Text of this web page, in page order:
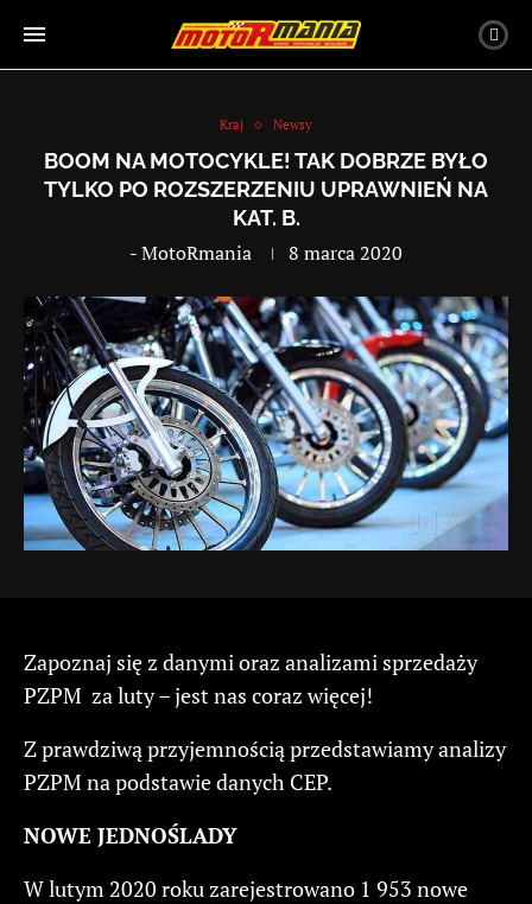
Kraj Newsy
BOOM NA MOTOCYKLE! TAK DOBRZE BYŁO
TYLKO PO ROZSZERZENIU UPRAWNIEŃ NA
KAT. B.
-MotoRmania 8 marca 2020
Zapoznaj się z danymi oraz analizami sprzedaży
PZPM za luty – jest nas coraz więcej!
Z prawdziwą przyjemnością przedstawiamy analizy
PZPM na podstawie danych CEP.
NOWE JEDNOŚLADY
W lutym 2020 roku zarejestrowano 1 953 nowe